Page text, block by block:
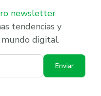
newsletter
tendencias y
digital.
Enviar